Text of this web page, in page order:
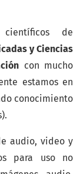
de
y Ciencias
con mucho
estamos en
conocimiento
audio, video y
para uso no